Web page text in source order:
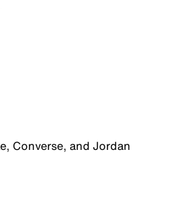
Converse, and Jordan